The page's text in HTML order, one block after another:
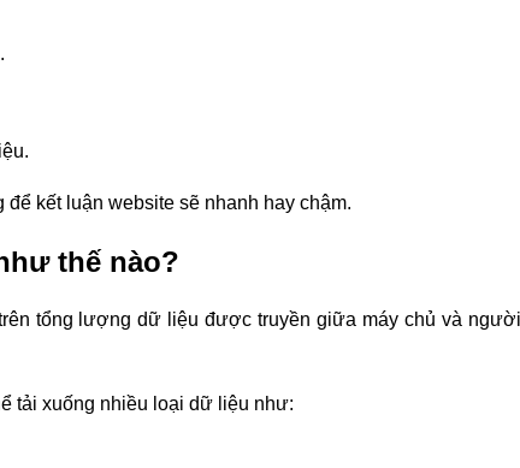
kết luận website sẽ nhanh hay chậm.
thế nào?
tổng lượng dữ liệu được truyền giữa máy chủ và người
tải xuống nhiều loại dữ liệu như: